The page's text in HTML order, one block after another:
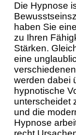
Die Hypnose
haben Sie
zu Ihren
Stärken.
eine
werden dabei
hypnotische
unterscheidet
und die
Hypnose